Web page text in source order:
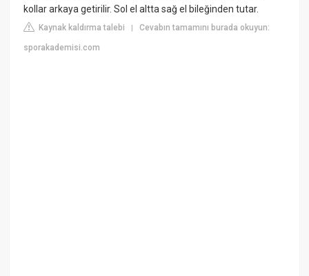
kollar arkaya getirilir. Sol el altta sağ el bileğinden tutar.
Kaynak kaldırma talebi |Cevabın tamamını burada okuyun:
sporakademisi.com